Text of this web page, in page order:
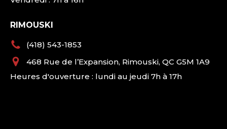
RIMOUSKI
(418) 543-1853
468 Rue de l’Expansion, Rimouski, QC G5M 1A9
Heures d'ouverture : lundi au jeudi 7h à 17h